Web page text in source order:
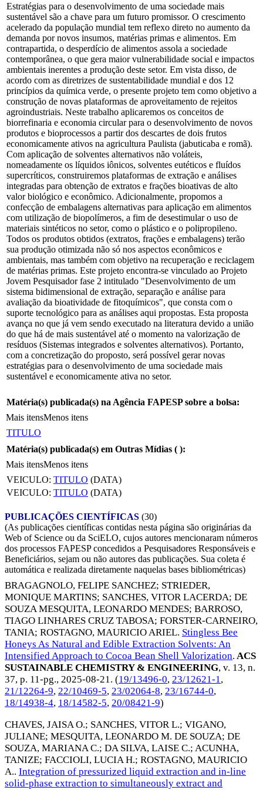
Estratégias para o desenvolvimento de uma sociedade mais
sustentável são a chave para um futuro promissor. O crescimento
acelerado da população mundial tem reflexo direto no aumento da
demanda por novos insumos, matérias primas e alimentos. Em
contrapartida, o desperdício de alimentos assola a sociedade
contemporânea, o que gera maior vulnerabilidade social e impactos
ambientais inerentes a produção deste setor. Em vista disso, de
acordo com as diretrizes de sustentabilidade mundial e dos 12
princípios da química verde, o presente projeto tem como objetivo a
construção de novas plataformas de aproveitamento de rejeitos
agroindustriais. Neste trabalho aplicaremos os conceitos de
biorrefinaria e economia circular para o desenvolvimento de novos
produtos e bioprocessos a partir dos descartes de dois frutos
economicamente ativos na agricultura Paulista (jabuticaba e romã).
Com aplicação de solventes alternativos não voláteis,
nomeadamente os líquidos iônicos, solventes eutéticos e fluídos
supercríticos, construiremos plataformas de extração e análises
integradas para obtenção de extratos e frações bioativas de alto
valor biológico e econômico. Adicionalmente, propomos a
confecção de embalagens alternativas para aplicação em alimentos
com utilização de biopolímeros, a fim de desestimular o uso de
materiais sintéticos no setor, como o plástico e o polipropileno.
Todos os produtos obtidos (extratos, frações e embalagens) terão
sua produção otimizada não só nos aspectos econômicos e
ambientais, mas também com objetivo na recuperação e reciclagem
de matérias primas. Este projeto encontra-se vinculado ao Projeto
Jovem Pesquisador fase 2 intitulado "Desenvolvimento de um
sistema bidimensional de extração, separação e análise para
avaliação da bioatividade de fitoquímicos", que consta com o
suporte tecnológico para as análises aqui propostas. Esta proposta
avança no que já vem sendo executado na literatura devido a união
do que há de mais sustentável até o momento na valorização de
resíduos (Sistemas integrados e solventes alternativos). Portanto,
com a concretização do proposto, será possível gerar novas
estratégias para o desenvolvimento de uma sociedade mais
sustentável e economicamente ativa no setor.
Matéria(s) publicada(s) na Agência FAPESP sobre a bolsa:
Mais itensMenos itens
TITULO
Matéria(s) publicada(s) em Outras Mídias ( ):
Mais itensMenos itens
VEICULO: TITULO (DATA)
VEICULO: TITULO (DATA)
PUBLICAÇÕES CIENTÍFICAS (30)
(As publicações científicas contidas nesta página são originárias da
Web of Science ou da SciELO, cujos autores mencionaram números
dos processos FAPESP concedidos a Pesquisadores Responsáveis e
Beneficiários, sejam ou não autores das publicações. Sua coleta é
automática e realizada diretamente naquelas bases bibliométricas)
BRAGAGNOLO, FELIPE SANCHEZ; STRIEDER,
MONIQUE MARTINS; SANCHES, VITOR LACERDA; DE
SOUZA MESQUITA, LEONARDO MENDES; BARROSO,
TIAGO LINHARES CRUZ TABOSA; FORSTER-CARNEIRO,
TANIA; ROSTAGNO, MAURICIO ARIEL. Stingless Bee
Honeys As Natural and Edible Extraction Solvents: An
Intensified Approach to Cocoa Bean Shell Valorization. ACS
SUSTAINABLE CHEMISTRY & ENGINEERING, v. 13, n.
37, p. 11-pg., 2025-08-21. (19/13496-0, 23/12621-1,
21/12264-9, 22/10469-5, 23/02064-8, 23/16744-0,
18/14938-4, 18/14582-5, 20/08421-9)
CHAVES, JAISA O.; SANCHES, VITOR L.; VIGANO,
JULIANE; MESQUITA, LEONARDO M. DE SOUZA; DE
SOUZA, MARIANA C.; DA SILVA, LAISE C.; ACUNHA,
TANIZE; FACCIOLI, LUCIA H.; ROSTAGNO, MAURICIO
A.. Integration of pressurized liquid extraction and in-line
solid-phase extraction to simultaneously extract and